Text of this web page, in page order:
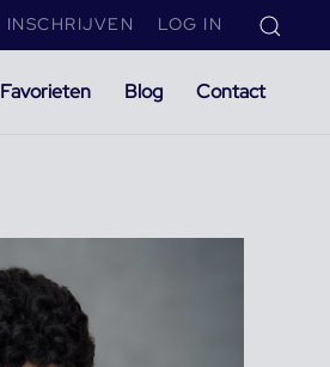
INSCHRIJVEN LOG IN
Favorieten Blog Contact